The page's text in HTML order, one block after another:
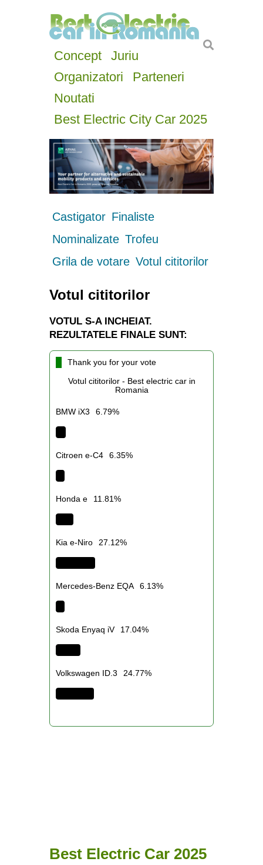
Concept
Juriu
Organizatori
Parteneri
Noutati
Best Electric City Car 2025
Castigator Finaliste
Nominalizate Trofeu
Grila de votare Votul cititorilor
Votul cititorilor
VOTUL S-A INCHEIAT.
REZULTATELE FINALE SUNT:
Thank you for your vote
Votul cititorilor - Best electric car in
Romania
BMW iX3 6.79%
Citroen e-C4 6.35%
Honda e 11.81%
Kia e-Niro 27.12%
Mercedes-Benz EQA 6.13%
Skoda Enyaq iV 17.04%
Volkswagen ID.3 24.77%
Best Electric Car 2025